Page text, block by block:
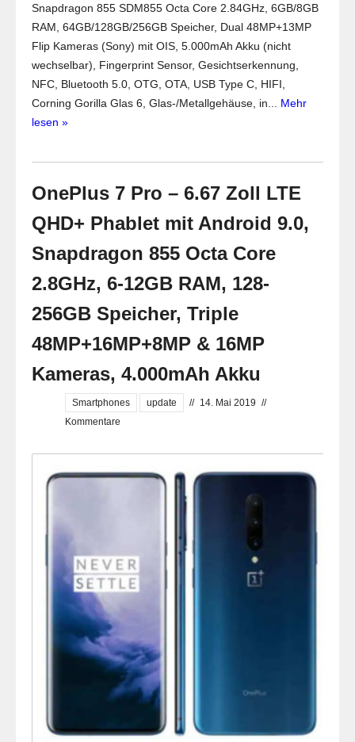
Snapdragon 855 SDM855 Octa Core 2.84GHz, 6GB/8GB
RAM, 64GB/128GB/256GB Speicher, Dual 48MP+13MP
Flip Kameras (Sony) mit OIS, 5.000mAh Akku (nicht
wechselbar), Fingerprint Sensor, Gesichtserkennung,
NFC, Bluetooth 5.0, OTG, OTA, USB Type C, HIFI,
Corning Gorilla Glas 6, Glas-/Metallgehäuse, in... Mehr
lesen »
OnePlus 7 Pro – 6.67 Zoll LTE
QHD+ Phablet mit Android 9.0,
Snapdragon 855 Octa Core
2.8GHz, 6-12GB RAM, 128-
256GB Speicher, Triple
48MP+16MP+8MP & 16MP
Kameras, 4.000mAh Akku
Smartphones update // 14. Mai 2019 //
Kommentare